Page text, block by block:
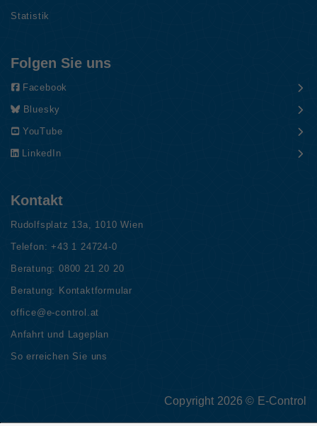
Statistik
Folgen Sie uns
Facebook
Bluesky
YouTube
LinkedIn
Kontakt
Rudolfsplatz 13a, 1010 Wien
Telefon:+43 1 24724-0
Beratung: 0800 21 20 20
Beratung: Kontaktformular
office@e-control.at
Anfahrt und Lageplan
So erreichen Sie uns
Copyright 2026 © E-Control